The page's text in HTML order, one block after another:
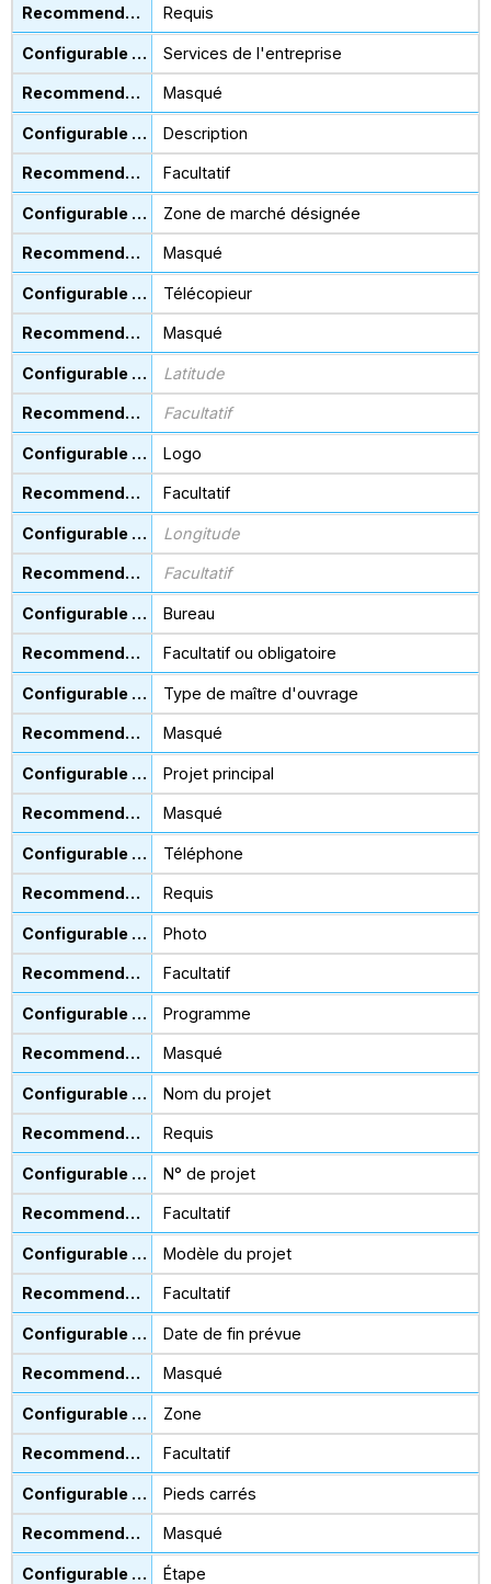
Requis
Services de l'entreprise
Masqué
Description
Facultatif
Zone de marché désignée
Masqué
Télécopieur
Masqué
Latitude
Facultatif
Logo
Facultatif
Longitude
Facultatif
Bureau
Facultatif ou obligatoire
Type de maître d'ouvrage
Masqué
Projet principal
Masqué
Téléphone
Requis
Photo
Facultatif
Programme
Masqué
Nom du projet
Requis
N° de projet
Facultatif
Modèle du projet
Facultatif
Date de fin prévue
Masqué
Zone
Facultatif
Pieds carrés
Masqué
Étape